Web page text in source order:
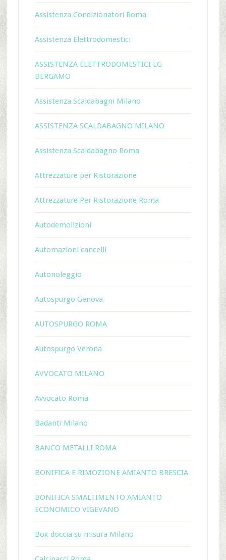
Assistenza Condizionatori Roma
Assistenza Elettrodomestici
ASSISTENZA ELETTRODOMESTICI LG
BERGAMO
Assistenza Scaldabagni Milano
ASSISTENZA SCALDABAGNO MILANO
Assistenza Scaldabagno Roma
Attrezzature per Ristorazione
Attrezzature Per Ristorazione Roma
Autodemolizioni
Automazioni cancelli
Autonoleggio
Autospurgo Genova
AUTOSPURGO ROMA
Autospurgo Verona
AVVOCATO MILANO
Avvocato Roma
Badanti Milano
BANCO METALLI ROMA
BONIFICA E RIMOZIONE AMIANTO BRESCIA
BONIFICA SMALTIMENTO AMIANTO
ECONOMICO VIGEVANO
Box doccia su misura Milano